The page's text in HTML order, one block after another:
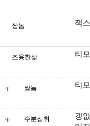
쌍놈 잭
조용한삶 티
쌍놈 티
수분섭취
갱